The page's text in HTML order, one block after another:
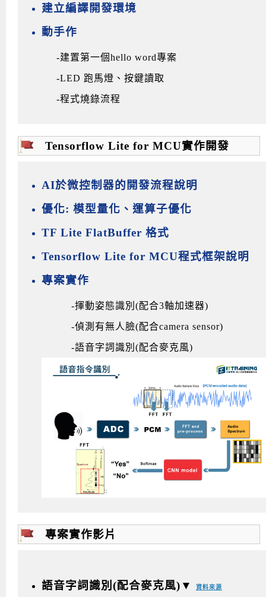
建立編譯開發環境
動手作
-建置第一個hello word專案
-LED 跑馬燈、按鍵讀取
-程式燒錄流程
Tensorflow Lite for MCU實作開發
AI於微控制器的開發流程說明
優化: 模型量化、運算子優化
TF Lite FlatBuffer 格式
Tensorflow Lite for MCU程式框架說明
專案實作
-揮動姿態識別(配合3軸加速器)
-偵測有無人臉(配合camera sensor)
-語音字詞識別(配合麥克風)
專案實作影片
語音字詞識別(配合麥克風)▼ 資料來源